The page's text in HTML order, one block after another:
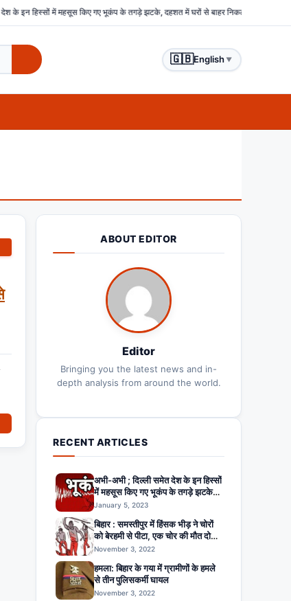
हिस्सों में महसूस किए गए भूकंप के तगड़े झटके, दहशत में घरों से बाहर निकले लोग
🇬🇧English ▼
ABOUT EDITOR
Editor
Bringing you the latest news and in-
depth analysis from around the world.
RECENT ARTICLES
अभी-अभी ; दिल्ली समेत देश के इन हिस्सों
में महसूस किए गए भूकंप के तगड़े झटके,
दहशत में घरों से बाहर निकले लोग
January 5, 2023
बिहार : समस्तीपुर में हिंसक भीड़ ने चोरों
को बेरहमी से पीटा, एक चोर की मौत दो
अन्य घायल
November 3, 2022
हमला: बिहार के गया में ग्रामीणों के हमले
से तीन पुलिसकर्मी घायल
November 3, 2022